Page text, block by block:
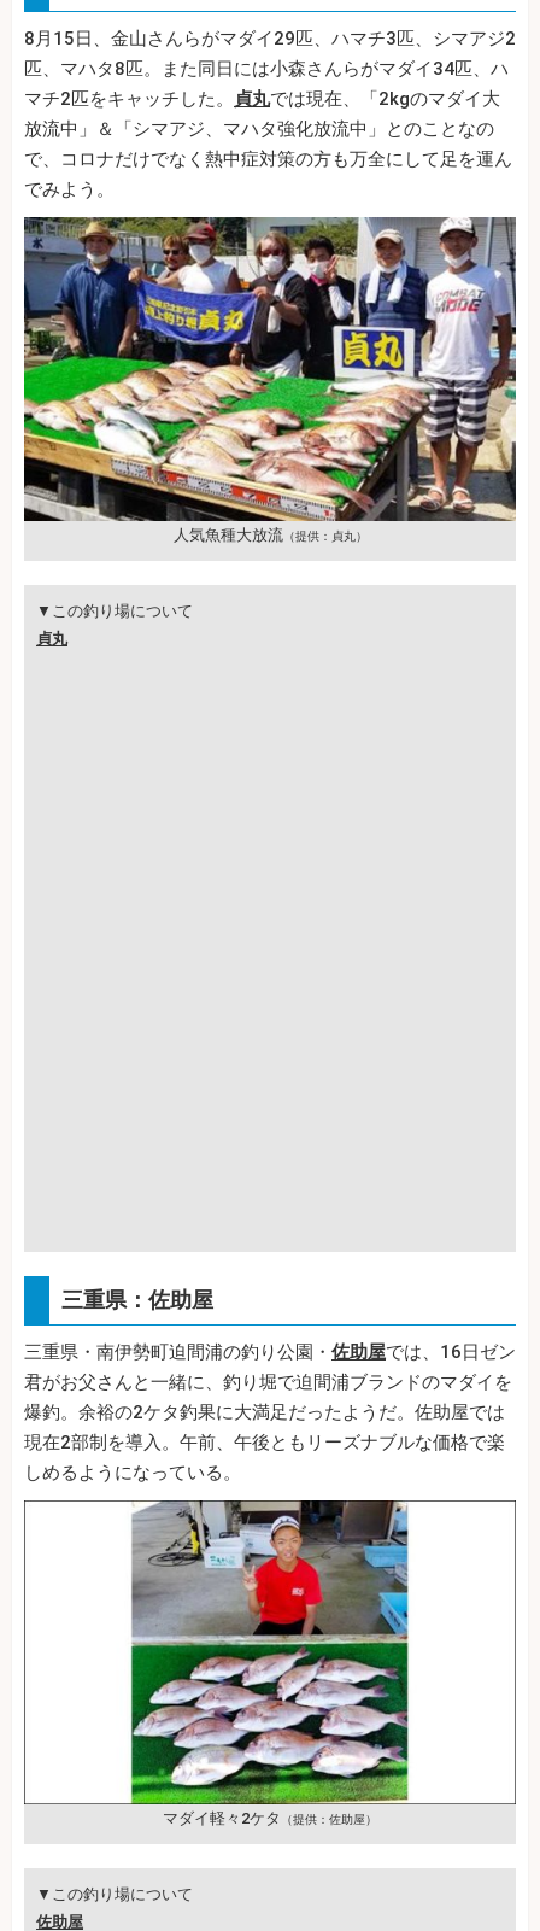
8月15日、金山さんらがマダイ29匹、ハマチ3匹、シマアジ2
匹、マハタ8匹。また同日には小森さんらがマダイ34匹、ハ
マチ2匹をキャッチした。
貞丸では現在、「2kgのマダイ大
放流中」＆「シマアジ、マハタ強化放流中」とのことなの
で、コロナだけでなく熱中症対策の方も万全にして足を運ん
でみよう。
人気魚種大放流（提供：貞丸）
▼この釣り場について
貞丸
三重県：佐助屋
三重県・南伊勢町迫間浦の釣り公園・ 佐助屋では、16日ゼン
君がお父さんと一緒に、釣り堀で迫間浦ブランドのマダイを
爆釣。余裕の2ケタ釣果に大満足だったようだ。佐助屋では
現在2部制を導入。午前、午後ともリーズナブルな価格で楽
しめるようになっている。
マダイ軽々2ケタ （提供：佐助屋）
▼この釣り場について
佐助屋